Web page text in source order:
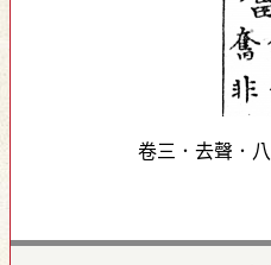
卷三．去聲．